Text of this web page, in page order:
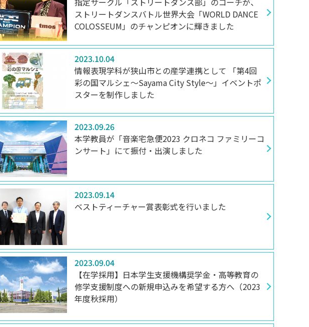
ストリートダンスバトル世界大会「WORLD DANCE
COLOSSEUM」のチャンピオンに輝きました
2023.10.04
情報表現学科が狭山市との産学連携として 「第4回
彩の国マルシェ～Sayama City Style～」イベントポ
スターを制作しました
2023.09.26
本学教員が「音楽宅急便2023 クロネコ ファミリーコ
ンサート」にて振付・出演しました
2023.09.14
ベストティーチャー賞表彰式を行いました
2023.09.04
【在学採用】日本学生支援機構奨学金・高等教育の
修学支援制度への新規申込みを希望する方へ（2023
年度秋採用）